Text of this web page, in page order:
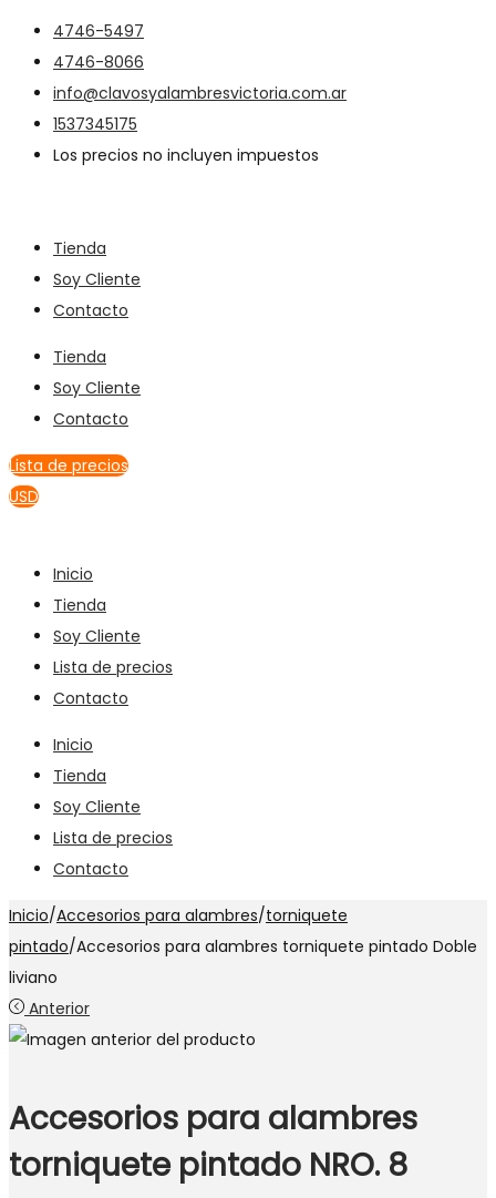
4746-5497
4746-8066
info@clavosyalambresvictoria.com.ar
1537345175
Los precios no incluyen impuestos
Tienda
Soy Cliente
Contacto
Tienda
Soy Cliente
Contacto
Lista de precios
USD
Inicio
Tienda
Soy Cliente
Lista de precios
Contacto
Inicio
Tienda
Soy Cliente
Lista de precios
Contacto
Inicio/Accesorios para alambres/torniquete
pintado/Accesorios para alambres torniquete pintado Doble
liviano
Anterior
Accesorios para alambres
torniquete pintado NRO. 8